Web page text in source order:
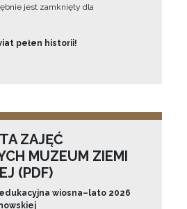
jest zamknięty dla
pełen historii!
ZAJĘĆ
MUZEUM ZIEMI
(PDF)
wiosna–lato 2026